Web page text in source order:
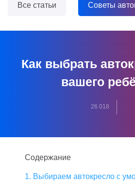
Все статьи Советы
Как выбрать
вашего
26 018
Содержание
1. Выбираем автокресло с